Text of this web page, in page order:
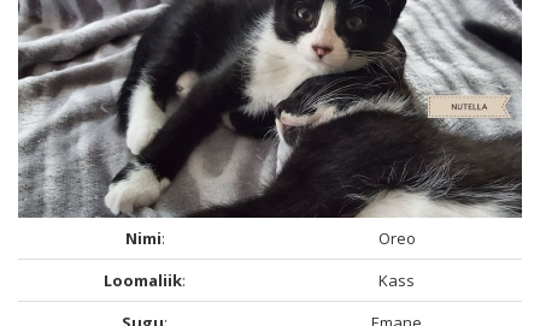
Nimi:
Oreo
Loomaliik:
Kass